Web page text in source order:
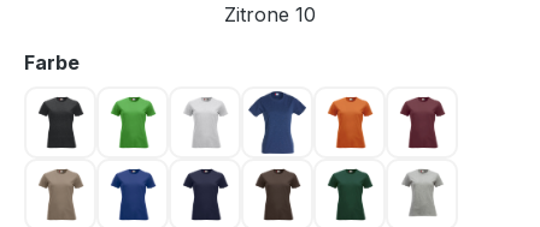
Zitrone 10
Farbeauswählen
Anthrazit meliert 955
Apfelgrün 605
Asche 92 Blau 565 Blutorange 18Bordeaux 38
Caffe Latte 820Dunkel Blau 56Dunkel Marine 580
Dunkelmocca 825
Flaschengrün 68
Graumeliert